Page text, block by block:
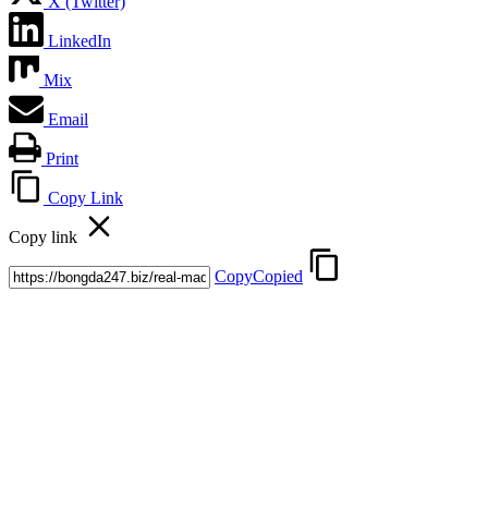
LinkedIn
Mix
Email
Print
Copy Link
Copy link
CopyCopied